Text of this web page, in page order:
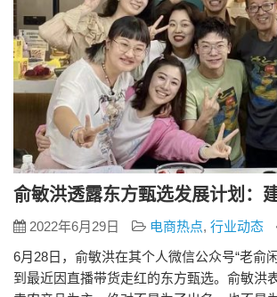
2022年6月29日 电商热点, 行业动态
6月28日，俞敏洪在其个人微信公众号“老俞
到最近因直播带货走红的东方甄选。俞敏洪